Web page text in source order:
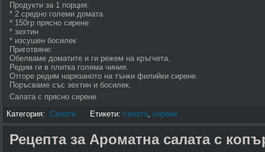
Продукти за 1 порция:
* 2 средно големи домата
* 150гр прясно сирене
* зехтин
* изсушен босилек
Приготвяне:
Обелваме доматите и ги режем на кръгчета.
Редим ги в плитка голяма чиния.
Отгоре редим нарязаното на тънки филийки сирене.
Поръсваме със зехтин и босилек.
Салата с прясно сирене
Категория: Салати Етикети: салата, сирене
Рецепта за Ароматна салата с